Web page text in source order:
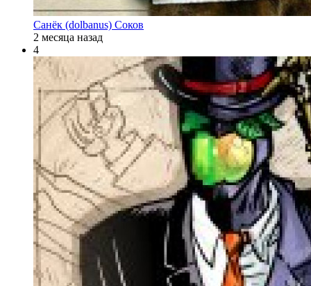
Санёк (dolbanus) Соков
2 месяца назад
4